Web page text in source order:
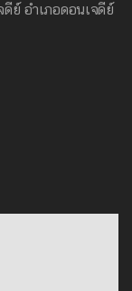
ย์ อำเภอดอนเจดีย์